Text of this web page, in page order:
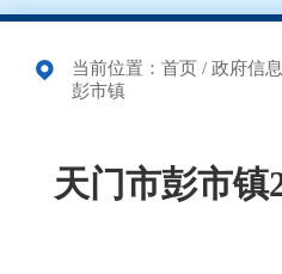
当前位置： 首页 / 政府信
彭市镇
天门市彭市镇